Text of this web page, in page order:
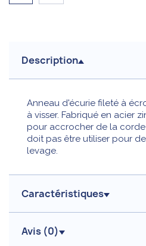
Description
Anneau d'écurie fileté à
à visser. Fabriqué en acier
pour accrocher de la
doit pas être utiliser pour
levage.
Caractéristiques
Avis (0)